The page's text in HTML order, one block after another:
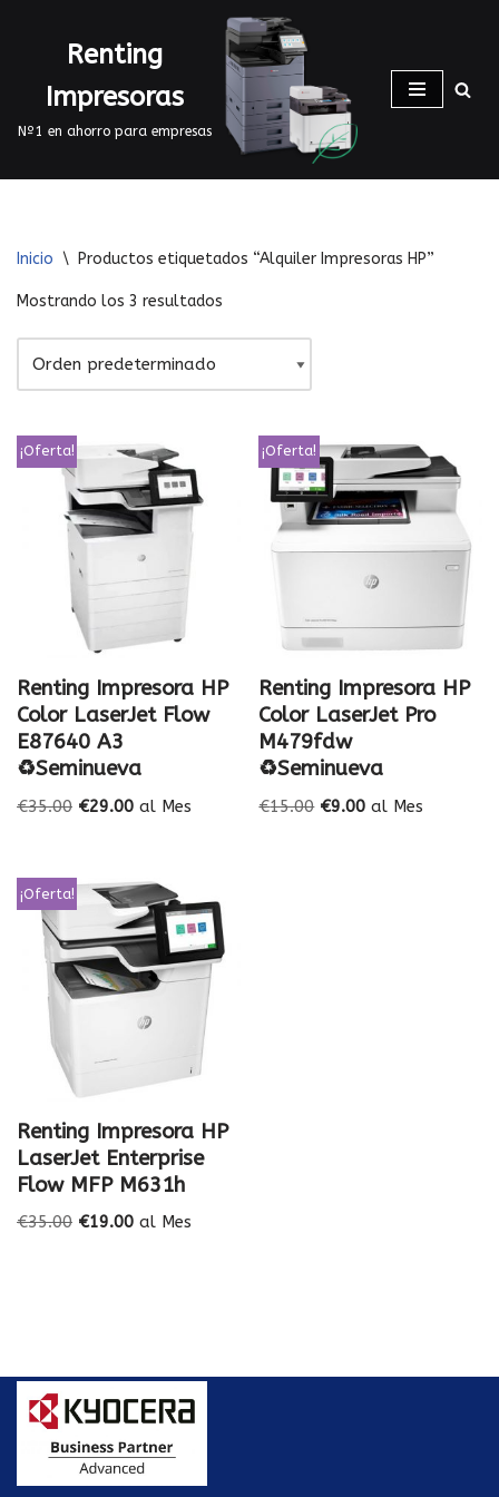
contenido
Renting
Impresoras
Nº1 en ahorro para empresas
Inicio \ Productos etiquetados “Alquiler Impresoras HP”
Mostrando los 3 resultados
¡Oferta!
Renting Impresora HP
Color LaserJet Flow
E87640 A3
♻️Seminueva
€35.00 €29.00 al Mes
¡Oferta!
Renting Impresora HP
Color LaserJet Pro
M479fdw
♻️Seminueva
€15.00 €9.00 al Mes
¡Oferta!
Renting Impresora HP
LaserJet Enterprise
Flow MFP M631h
€35.00 €19.00 al Mes